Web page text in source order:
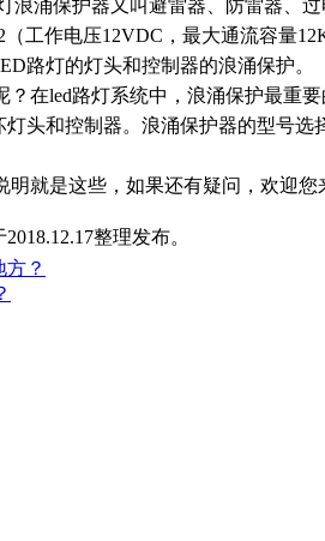
浪涌保护器又叫避雷器、防雷器
工作电压12VDC，最大通流容量
路灯的灯头和控制器的浪涌保护。
在led路灯系统中，浪涌保护最
头和控制器。浪涌保护器的型号
就是这些，如果还有疑问，欢迎
2018.12.17整理发布。
？